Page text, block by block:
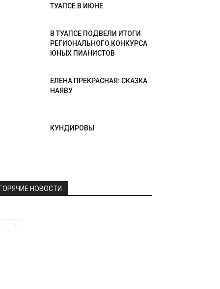
ТУАПСЕ В ИЮНЕ
В ТУАПСЕ ПОДВЕЛИ ИТОГИ
РЕГИОНАЛЬНОГО КОНКУРСА
ЮНЫХ ПИАНИСТОВ
ЕЛЕНА ПРЕКРАСНАЯ: СКАЗКА
НАЯВУ
КУНДИРОВЫ
ГОРЯЧИЕ НОВОСТИ